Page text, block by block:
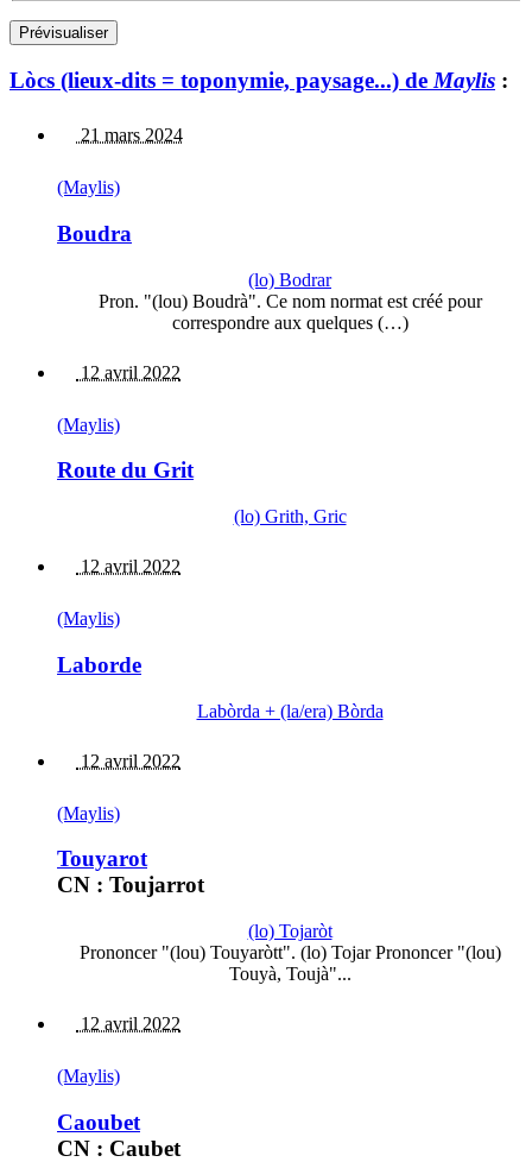
Lòcs (lieux-dits = toponymie, paysage...) de Maylis :
21 mars 2024
(Maylis)
Boudra
(lo) Bodrar
Pron. "(lou) Boudrà". Ce nom normat est créé pour
correspondre aux quelques (…)
12 avril 2022
(Maylis)
Route du Grit
(lo) Grith, Gric
12 avril 2022
(Maylis)
Laborde
Labòrda + (la/era) Bòrda
12 avril 2022
(Maylis)
Touyarot
CN : Toujarrot
(lo) Tojaròt
Prononcer "(lou) Touyaròtt". (lo) Tojar Prononcer "(lou)
Touyà, Toujà"...
12 avril 2022
(Maylis)
Caoubet
CN : Caubet